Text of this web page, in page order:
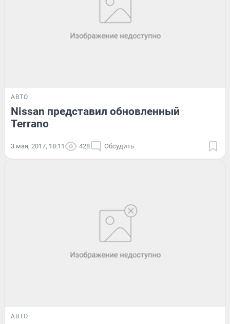
АВТО
Nissan представил обновленный
Terrano
3 мая, 2017, 18:11 428 Обсудить
АВТО